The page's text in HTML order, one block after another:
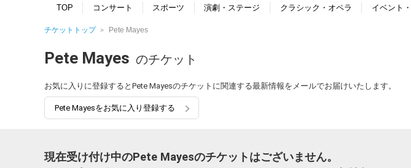
TOP コンサート スポーツ 演劇・ステージ クラシック・オペラ イベント
チケットトップ Pete Mayes
Pete Mayes のチケット
お気に入りに登録するとPete Mayesのチケットに関連する最新情報をメールでお届けいたします。
Pete Mayesをお気に入り登録する
現在受け付け中のPete Mayesのチケットはございません。